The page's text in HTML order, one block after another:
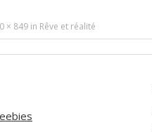
× 849 in Rêve et réalité